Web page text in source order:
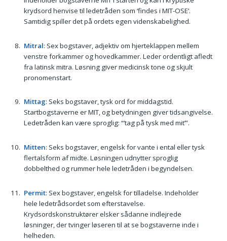
krydsord henvise til ledetråden som ‘findes i MIT-OSE’.
Samtidig spiller det på ordets egen videnskabelighed.
Mitral: Sex bogstaver, adjektiv om hjerteklappen mellem
venstre forkammer og hovedkammer. Leder ordentligt afledt
fra latinsk mitra. Løsning giver medicinsk tone og skjult
pronomenstart.
Mittag: Seks bogstaver, tysk ord for middagstid.
Startbogstaverne er MIT, og betydningen giver tidsangivelse.
Ledetråden kan være sproglig: “’tag på tysk med mit’”.
Mitten: Seks bogstaver, engelsk for vante i ental eller tysk
flertalsform af midte. Løsningen udnytter sproglig
dobbelthed og rummer hele ledetråden i begyndelsen.
Permit: Sex bogstaver, engelsk for tilladelse. Indeholder
hele ledetrådsordet som efterstavelse.
Krydsordskonstruktører elsker sådanne indlejrede
løsninger, der tvinger løseren til at se bogstaverne inde i
helheden.